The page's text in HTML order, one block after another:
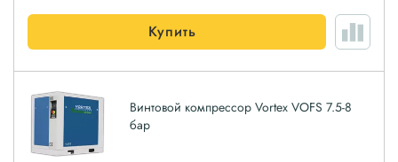
Купить
Винтовой компрессор Vortex VOFS 7.5-8
бар